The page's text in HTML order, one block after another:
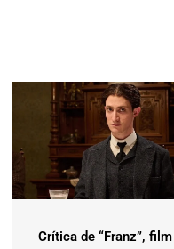
Crítica de “Franz”, film